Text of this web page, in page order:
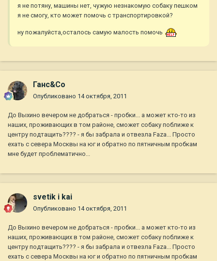
я не потяну, машины нет, чужую незнакомую собаку пешком
я не смогу, кто может помочь с транспортировкой?
ну пожалуйста,осталось самую малость помочь
Ганс&Co
Опубликовано 14 октября, 2011
До Выхино вечером не добраться - пробки... а может кто-то из
наших, проживающих в том районе, сможет собаку поближе к
центру подтащить???? - я бы забрала и отвезла Faza... Просто
ехать с севера Москвы на юг и обратно по пятничным пробкам
мне будет проблематично...
svetik i kai
Опубликовано 14 октября, 2011
До Выхино вечером не добраться - пробки... а может кто-то из
наших, проживающих в том районе, сможет собаку поближе к
центру подтащить???? - я бы забрала и отвезла Faza... Просто
ехать с севера Москвы на юг и обратно по пятничным пробкам